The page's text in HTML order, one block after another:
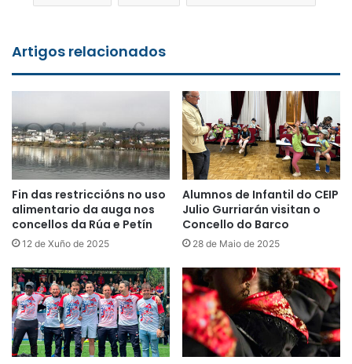
Artigos relacionados
Fin das restriccións no uso
alimentario da auga nos
concellos da Rúa e Petín
12 de Xuño de 2025
Alumnos de Infantil do CEIP
Julio Gurriarán visitan o
Concello do Barco
28 de Maio de 2025